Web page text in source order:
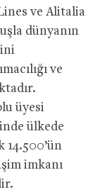
ve Alitalia
dünyanın
ve
üyesi
ülkede
14.500’ün
imkanı